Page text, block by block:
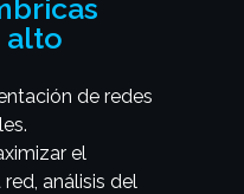
alto
de redes
el
análisis del